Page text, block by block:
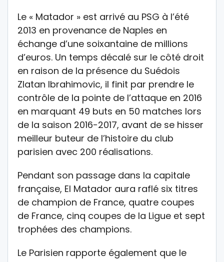
Le « Matador » est arrivé au PSG à l’été
2013 en provenance de Naples en
échange d’une soixantaine de millions
d’euros. Un temps décalé sur le côté droit
en raison de la présence du Suédois
Zlatan Ibrahimovic, il finit par prendre le
contrôle de la pointe de l’attaque en 2016
en marquant 49 buts en 50 matches lors
de la saison 2016-2017, avant de se hisser
meilleur buteur de l’histoire du club
parisien avec 200 réalisations.
Pendant son passage dans la capitale
française, El Matador aura raflé six titres
de champion de France, quatre coupes
de France, cinq coupes de la Ligue et sept
trophées des champions.
Le Parisien rapporte également que le